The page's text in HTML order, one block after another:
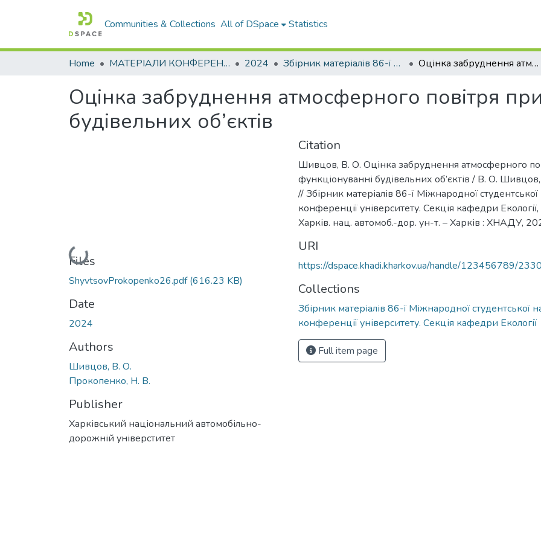
Communities & Collections All of DSpace Statistics
Home МАТЕРІАЛИ КОНФЕРЕНЦІЙ 2024 Збірник матеріалів 86-ї Міжнародної студентської наукової конференції університету. Секція кафедри Екології Оцінка забруднення атмосферного повітря при функціонуванні будівельних об’єктів
Оцінка забруднення атмосферного повітря
будівельних об’єктів
Loading...
Files
ShyvtsovProkopenko26.pdf(616.23 KB)
Date
2024
Authors
Шивцов, В. О.
Прокопенко, Н. В.
Publisher
Харківський національний автомобільно-
дорожній універститет
Citation
Шивцов, В. О. Оцінка забруднення атмосферного
функціонуванні будівельних об’єктів / В. О.
// Збірник матеріалів 86-ї Міжнародної студентської
конференції університету. Секція кафедри
Харків. нац. автомоб.-дор. ун-т. – Харків : ХНАДУ,
URI
https://dspace.khadi.kharkov.ua/handle/123456789/
Collections
Збірник матеріалів 86-ї Міжнародної студентської
конференції університету. Секція кафедри Екології
Full item page